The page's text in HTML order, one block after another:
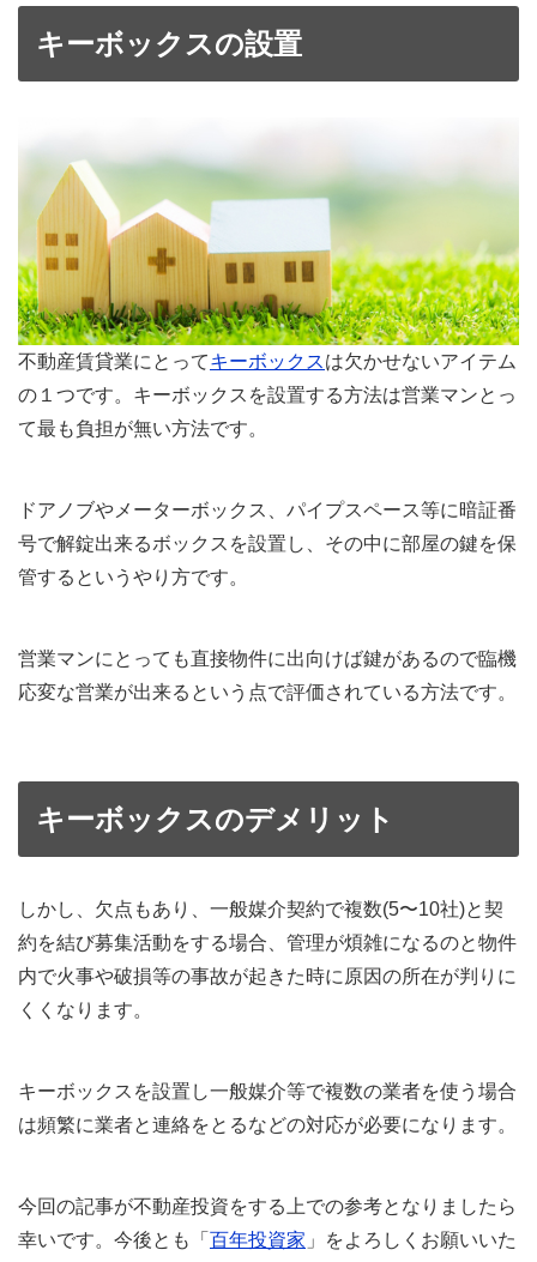
キーボックスの設置
不動産賃貸業にとってキーボックスは欠かせないアイテム
の１つです。キーボックスを設置する方法は営業マンとっ
て最も負担が無い方法です。
ドアノブやメーターボックス、パイプスペース等に暗証番
号で解錠出来るボックスを設置し、その中に部屋の鍵を保
管するというやり方です。
営業マンにとっても直接物件に出向けば鍵があるので臨機
応変な営業が出来るという点で評価されている方法です。
キーボックスのデメリット
しかし、欠点もあり、一般媒介契約で複数(5〜10社)と契
約を結び募集活動をする場合、管理が煩雑になるのと物件
内で火事や破損等の事故が起きた時に原因の所在が判りに
くくなります。
キーボックスを設置し一般媒介等で複数の業者を使う場合
は頻繁に業者と連絡をとるなどの対応が必要になります。
今回の記事が不動産投資をする上での参考となりましたら
幸いです。今後とも「 百年投資家 」をよろしくお願いいた